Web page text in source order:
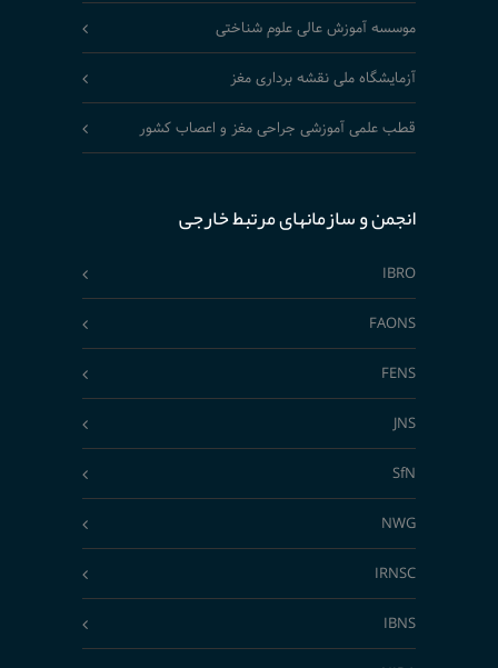
موسسه آموزش عالی علوم شناختی
آزمایشگاه ملی نقشه برداری مغز
قطب علمی آموزشی جراحی مغز و اعصاب کشور
انجمن و سازمانهای مرتبط خارجی
IBRO
FAONS
FENS
JNS
SfN
NWG
IRNSC
IBNS